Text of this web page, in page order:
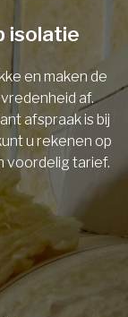
isolatie
en maken de
af.
afspraak is bij
u rekenen op
voordelig tarief.